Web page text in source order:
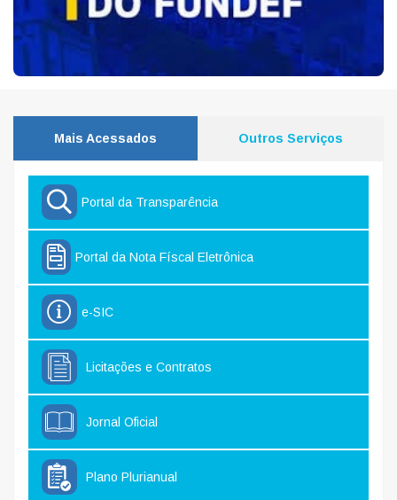
Mais Acessados Outros Serviços
Portal da Transparência
Portal da Nota Físcal Eletrônica
e-SIC
Licitações e Contratos
Jornal Oficial
Plano Plurianual